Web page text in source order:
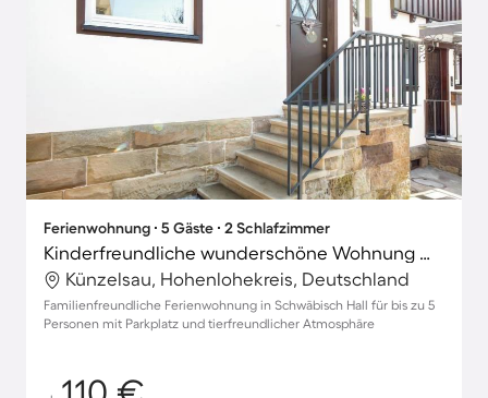
Ferienwohnung ∙ 5 Gäste ∙ 2 Schlafzimmer
Kinderfreundliche wunderschöne Wohnung mit Terrasse und Grill | Haustierfreundlich
Künzelsau, Hohenlohekreis, Deutschland
Familienfreundliche Ferienwohnung in Schwäbisch Hall für bis zu 5
Personen mit Parkplatz und tierfreundlicher Atmosphäre